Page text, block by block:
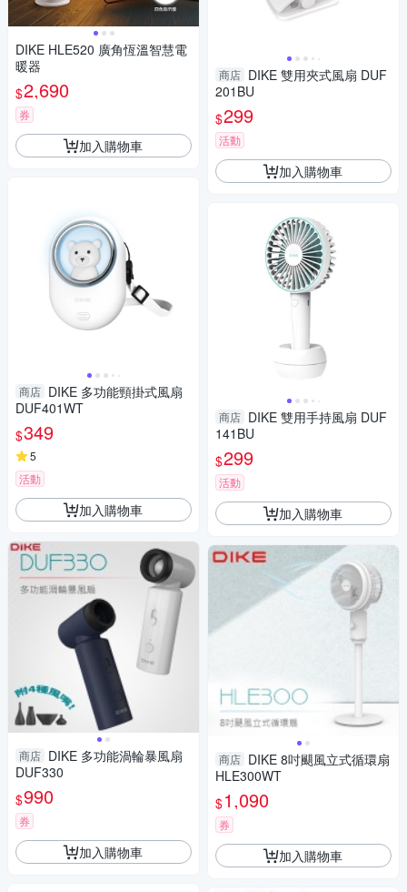
DIKE HLE520 廣角恆溫智慧電
暖器
$2,690
券
加入購物車
商店 DIKE 多功能頸掛式風扇
DUF401WT
$349
5
活動
加入購物車
商店 DIKE 多功能渦輪暴風扇
DUF330
$990
券
加入購物車
商店 DIKE 雙用夾式風扇 DUF
201BU
$299
活動
加入購物車
商店 DIKE 雙用手持風扇 DUF
141BU
$299
活動
加入購物車
商店 DIKE 8吋颶風立式循環扇
HLE300WT
$1,090
券
加入購物車